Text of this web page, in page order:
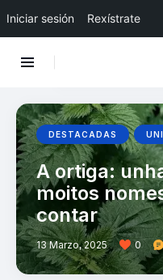
Iniciar sesión Rexístrate
DESTACADAS
A ortiga:
moitos
contar
13 Marzo, 2025 0